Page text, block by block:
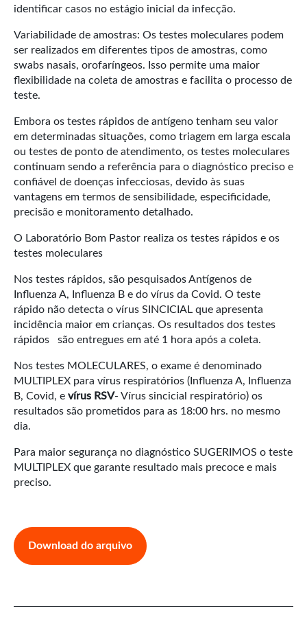
identificar casos no estágio inicial da infecção.
Variabilidade de amostras: Os testes moleculares podem
ser realizados em diferentes tipos de amostras, como
swabs nasais, orofaríngeos. Isso permite uma maior
flexibilidade na coleta de amostras e facilita o processo de
teste.
Embora os testes rápidos de antígeno tenham seu valor
em determinadas situações, como triagem em larga escala
ou testes de ponto de atendimento, os testes moleculares
continuam sendo a referência para o diagnóstico preciso e
confiável de doenças infecciosas, devido às suas
vantagens em termos de sensibilidade, especificidade,
precisão e monitoramento detalhado.
O Laboratório Bom Pastor realiza os testes rápidos e os
testes moleculares
Nos testes rápidos, são pesquisados Antígenos de
Influenza A, Influenza B e do vírus da Covid. O teste
rápido não detecta o vírus SINCICIAL que apresenta
incidência maior em crianças. Os resultados dos testes
rápidos são entregues em até 1 hora após a coleta.
Nos testes MOLECULARES, o exame é denominado
MULTIPLEX para vírus respiratórios (Influenza A, Influenza
B, Covid, e vírus RSV- Vírus sincicial respiratório) os
resultados são prometidos para as 18:00 hrs. no mesmo
dia.
Para maior segurança no diagnóstico SUGERIMOS o teste
MULTIPLEX que garante resultado mais precoce e mais
preciso.
Download do arquivo